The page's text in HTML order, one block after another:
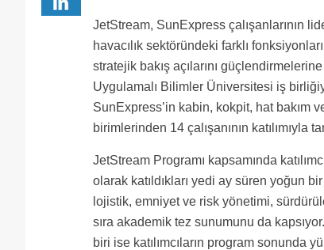
JetStream, SunExpress çalışanlarının
havacılık sektöründeki farklı
stratejik bakış açılarını
Uygulamalı Bilimler Üniversitesi iş
SunExpress’in kabin, kokpit, hat bakım
birimlerinden 14 çalışanının katılımıyla
JetStream Programı kapsamında
olarak katıldıkları yedi ay süren yoğun
lojistik, emniyet ve risk yönetimi,
sıra akademik tez sunumunu da
biri ise katılımcıların program sonunda